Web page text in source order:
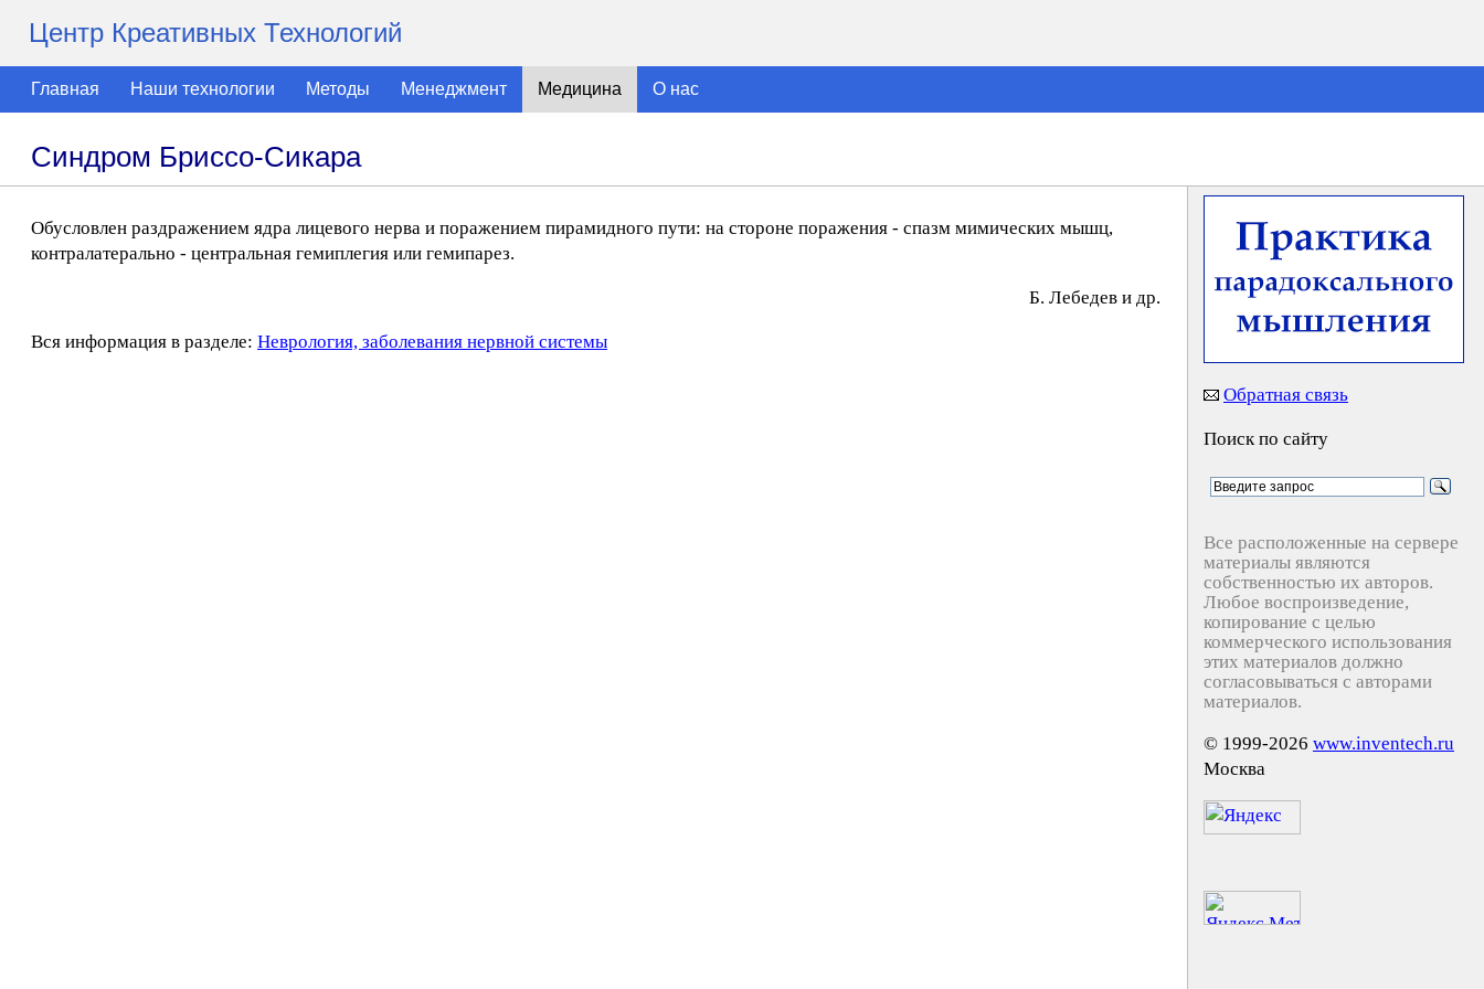
Центр Креативных Технологий
Главная Наши технологии Методы Менеджмент Медицина О нас
Синдром Бриссо-Сикара
Обусловлен раздражением ядра лицевого нерва и поражением пирамидного пути: на стороне поражения - спазм мимических мышц,
контралатерально - центральная гемиплегия или гемипарез.
Б. Лeбeдeв и др.
Вся информация в разделе: Неврология, заболевания нервной системы
Обратная связь
Поиск по сайту
Все расположенные на сервере
материалы являются
собственностью их авторов.
Любое воспроизведение,
копирование с целью
коммерческого использования
этих материалов должно
согласовываться с авторами
материалов.
© 1999-2026 www.inventech.ru
Москва